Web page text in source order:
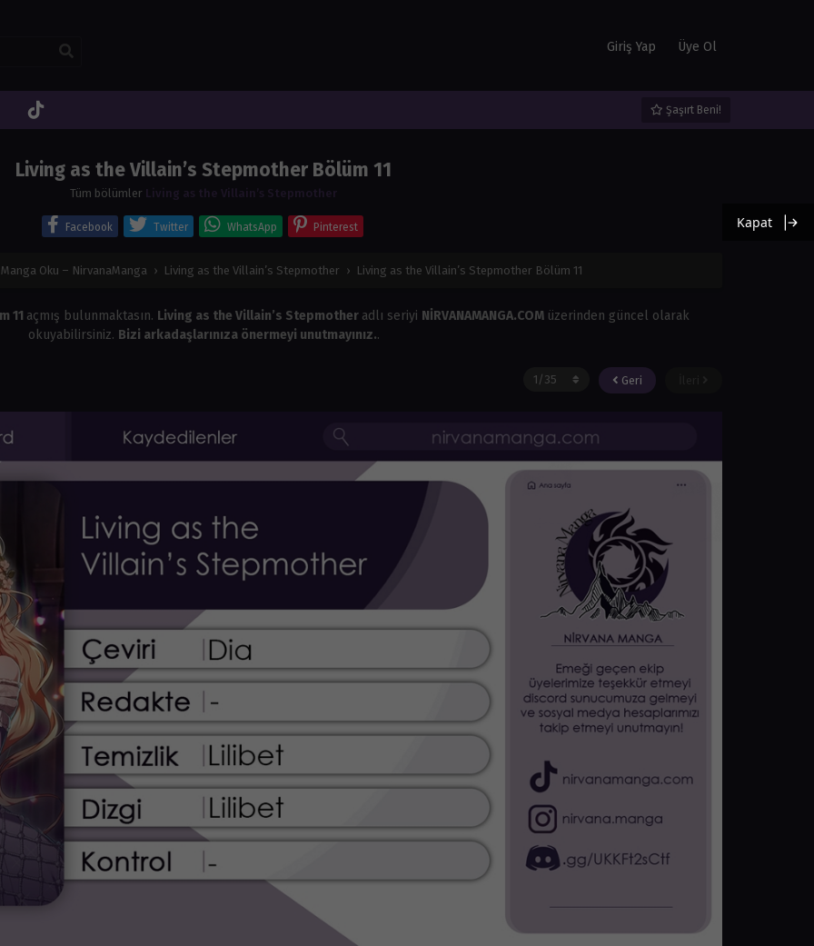
Giriş Yap Üye Ol
Şaşırt Beni!
Living as the Villain’s Stepmother Bölüm 11
Tüm bölümler Living as the Villain’s Stepmother
Facebook Twitter WhatsApp Pinterest
Oku – NirvanaManga › Living as the Villain’s Stepmother › Living as the Villain’s Stepmother Bölüm 11
11 açmış bulunmaktasın. Living as the Villain’s Stepmother adlı seriyi NİRVANAMANGA.COM üzerinden güncel olarak
okuyabilirsiniz. Bizi arkadaşlarınıza önermeyi unutmayınız..
Geri
Kapat